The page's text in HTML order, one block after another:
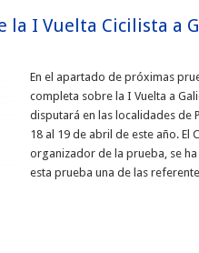
la I Vuelta Cicilista a
En el apartado de próximas
completa sobre la I Vuelta a
disputará en las localidades de
18 al 19 de abril de este año. El
organizador de la prueba, se
esta prueba una de las